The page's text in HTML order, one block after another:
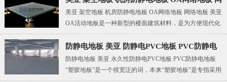
络地板
美亚 架空地板 机房防静电地板 OA网络地板 网络地板 美亚
OA活动地板是一种新型的楼面建筑材料，是为方便现代化
办公搂面、办公房间的网络线路扩充而设计的一种地面装
饰方法。解决了传统楼面、墙体内预埋布线而产生的许多
令设计师头痛的难题。适应了智能化楼宇中信息自动化技
术对所处环境的特定要求，使得各项操作系统和控制系统
防静电地板 美亚 防静电PVC地板 PVC防静电
地板
防静电地板 美亚 永久性防静电PVC地板 PVC防静电地板
“塑胶地板”是一个很宽泛的词，本来“塑胶地板”是专指采用